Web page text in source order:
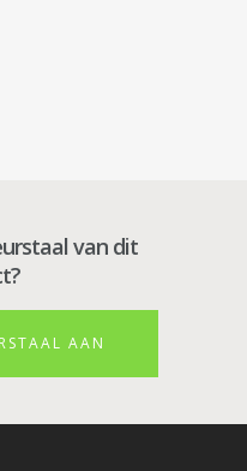
van dit
AAN